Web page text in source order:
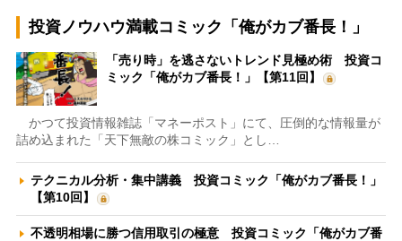
投資ノウハウ満載コミック「俺がカブ番長！」
「売り時」を逃さないトレンド見極め術 投資コ
ミック「俺がカブ番長！」【第11回】
かつて投資情報雑誌「マネーポスト」にて、圧倒的な情報量が
詰め込まれた「天下無敵の株コミック」とし…
テクニカル分析・集中講義 投資コミック「俺がカブ番長！」
【第10回】
不透明相場に勝つ信用取引の極意 投資コミック「俺がカブ番